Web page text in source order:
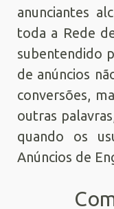
anunciantes
toda a Rede
subentendido
de anúncios
conversões,
outras
quando os
Anúncios de